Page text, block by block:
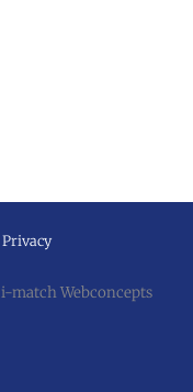
Privacy
i-match Webconcepts